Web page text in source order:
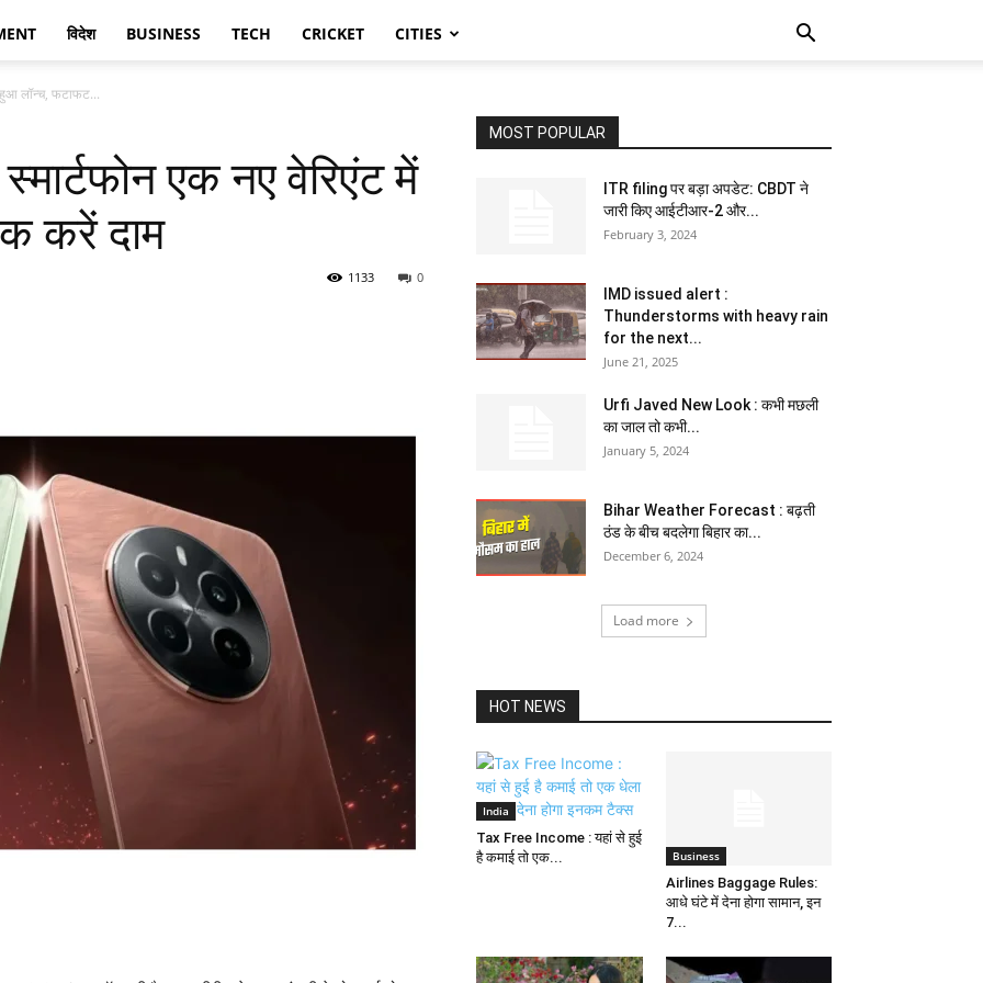
विदेश BUSINESS TECH CRICKET CITIES
लॉन्च, फटाफट...
एक नए वेरिएंट में
करें दाम
0
1133
MOST POPULAR
ITR filing पर बड़ा अपडेट: CBDT ने
जारी किए आईटीआर-2 और...
February 3, 2024
IMD issued alert :
Thunderstorms with heavy rain
for the next...
June 21, 2025
Urfi Javed New Look : कभी मछली
का जाल तो कभी...
January 5, 2024
Bihar Weather Forecast : बढ़ती
ठंड के बीच बदलेगा बिहार का...
December 6, 2024
Load more
HOT NEWS
India
Tax Free Income : यहां से हुई
है कमाई तो एक...
Business
Airlines Baggage Rules:
आधे घंटे में देना होगा सामान, इन
7...